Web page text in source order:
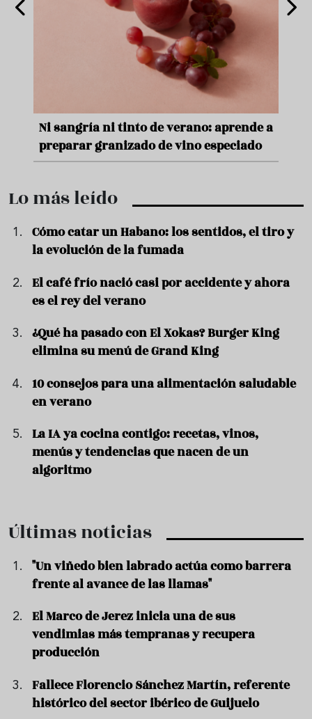
Ni sangría ni tinto de verano: aprende a
preparar granizado de vino especiado
Lo más leído
Cómo catar un Habano: los sentidos, el tiro y
la evolución de la fumada
El café frío nació casi por accidente y ahora
es el rey del verano
¿Qué ha pasado con El Xokas? Burger King
elimina su menú de Grand King
10 consejos para una alimentación saludable
en verano
La IA ya cocina contigo: recetas, vinos,
menús y tendencias que nacen de un
algoritmo
Últimas noticias
"Un viñedo bien labrado actúa como barrera
frente al avance de las llamas"
El Marco de Jerez inicia una de sus
vendimias más tempranas y recupera
producción
Fallece Florencio Sánchez Martín, referente
histórico del sector ibérico de Guijuelo